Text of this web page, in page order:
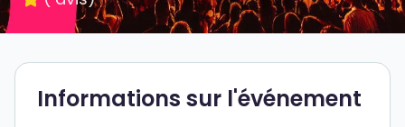
Informations sur l'événement